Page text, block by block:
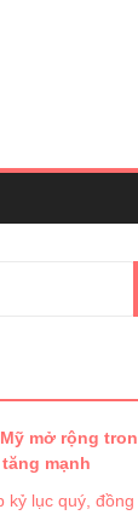
mở rộng
mạnh
kỷ lục quý, đồng